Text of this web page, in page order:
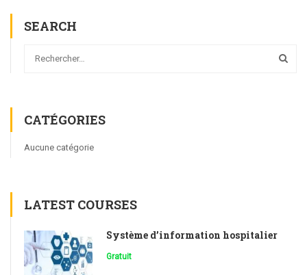
SEARCH
CATÉGORIES
Aucune catégorie
LATEST COURSES
Système d’information hospitalier
Gratuit